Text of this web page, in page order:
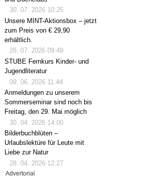
30. 07. 2026 10:25
Unsere MINT-Aktionsbox – jetzt
zum Preis von € 29,90
erhältlich.
28. 07. 2026 09:49
STUBE Fernkurs Kinder- und
Jugendliteratur
09. 06. 2026 11:44
Anmeldungen zu unserem
Sommerseminar sind noch bis
Freitag, den 29. Mai möglich
30. 04. 2026 14:00
Bilderbuchblüten –
Urlaubslektüre für Leute mit
Liebe zur Natur
28. 04. 2026 12:27
Advertorial